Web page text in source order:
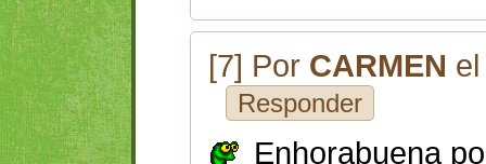
[7] Por CARMEN
Responder
Enhorabuena